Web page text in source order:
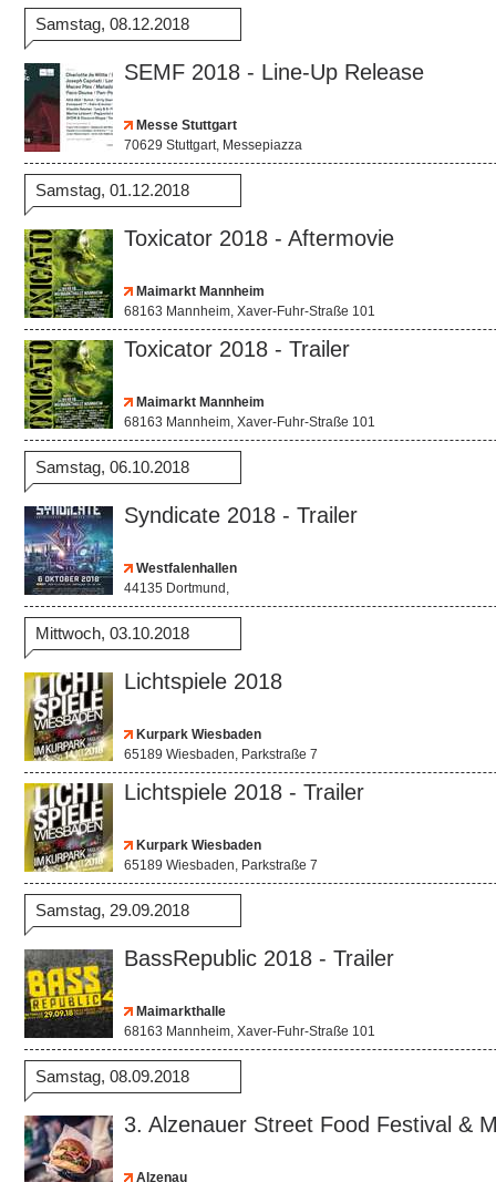
Samstag, 08.12.2018
SEMF 2018 - Line-Up Release
Messe Stuttgart
70629 Stuttgart, Messepiazza
Samstag, 01.12.2018
Toxicator 2018 - Aftermovie
Maimarkt Mannheim
68163 Mannheim, Xaver-Fuhr-Straße 101
Toxicator 2018 - Trailer
Maimarkt Mannheim
68163 Mannheim, Xaver-Fuhr-Straße 101
Samstag, 06.10.2018
Syndicate 2018 - Trailer
Westfalenhallen
44135 Dortmund,
Mittwoch, 03.10.2018
Lichtspiele 2018
Kurpark Wiesbaden
65189 Wiesbaden, Parkstraße 7
Lichtspiele 2018 - Trailer
Kurpark Wiesbaden
65189 Wiesbaden, Parkstraße 7
Samstag, 29.09.2018
BassRepublic 2018 - Trailer
Maimarkthalle
68163 Mannheim, Xaver-Fuhr-Straße 101
Samstag, 08.09.2018
3. Alzenauer Street Food Festival &
Alzenau